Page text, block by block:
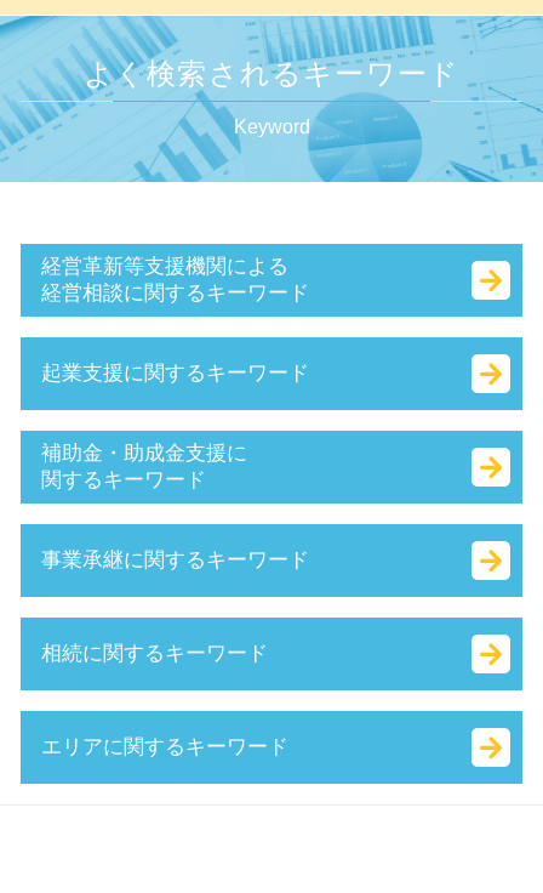
よく検索されるキーワード
Keyword
経営革新等支援機関による
経営相談に関するキーワード
財務 分析
マル経融資 とは
赤字 経営
認定支援機関 経営改善計画
創業 計画書 とは
小規模企業者
sbir とは
認定 支援 機関 更新
中小企業再生支援協議会 とは
生産性向上設備投資促進税制 とは
事業計画書 とは
起業支援に関するキーワード
会社設立 資本金 決め方
会社 印鑑証明書
法人化 手続き
商号 とは
有限責任 とは
合同会社 個人事業主 比較
本店 所在地 とは
合同 会社 経費
決算月 決め方
補助金・助成金支援に
関するキーワード
就業規則 助成金
トライアル雇用助成金 とは
創業補助金 とは
ものづくり補助金 対象
中小企業省エネ 補助金
補助金 種類
事業承継に関するキーワード
事業 譲渡 とは
m&a 資格
株式 譲渡 とは
企業 提携 とは
相続に関するキーワード
相続 確定申告
分割 相続
エリアに関するキーワード